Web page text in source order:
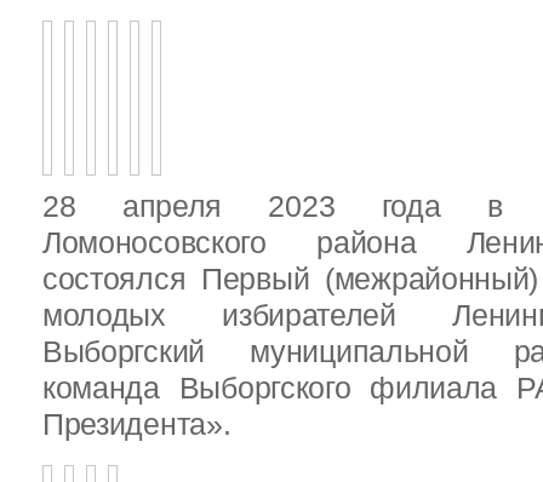
28 апреля 2023 года в
Ломоносовского района
состоялся Первый
молодых избирателей
Выборгский муниципальной
команда Выборгского филиала
Президента».